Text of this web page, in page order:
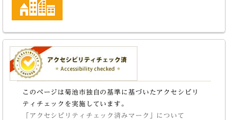
このページは菊池市独自の基準に基づいたアクセシビリ
ティチェックを実施しています。
「アクセシビリティチェック済みマーク」について